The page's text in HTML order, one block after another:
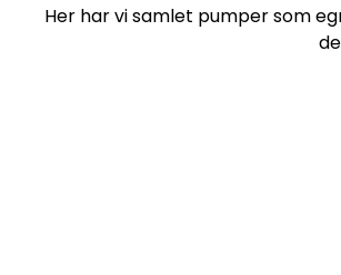
Her har vi samlet pumper som